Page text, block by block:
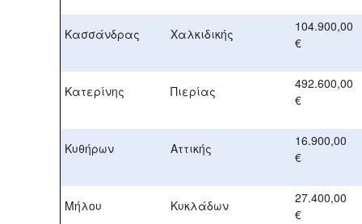
Κασσάνδρας Χαλκιδικής
104.900,00
€
Κατερίνης Πιερίας
492.600,00
€
Κυθήρων Αττικής
16.900,00
€
Μήλου Κυκλάδων
27.400,00
€